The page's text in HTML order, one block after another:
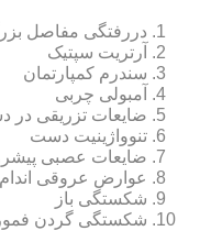
دررفتگی مفاصل
آرتریت سپتیک
سندرم کمپارتمان
آمبولی چربی
ضایعات تزریقی در
تنوواژینیت دست
ضایعات عصبی
عوارض عروقی اندام
شکستگی باز
شکستگی گردن فمور